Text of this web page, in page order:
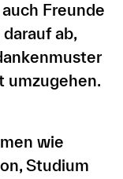
Freunde
ab,
umzugehen.
wie
Studium